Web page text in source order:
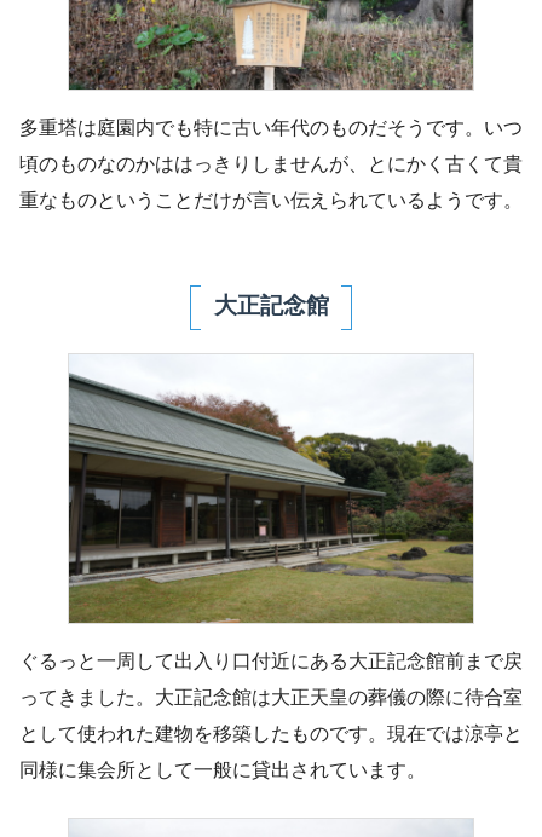
多重塔は庭園内でも特に古い年代のものだそうです。いつ
頃のものなのかははっきりしませんが、とにかく古くて貴
重なものということだけが言い伝えられているようです。
大正記念館
ぐるっと一周して出入り口付近にある大正記念館前まで戻
ってきました。大正記念館は大正天皇の葬儀の際に待合室
として使われた建物を移築したものです。現在では涼亭と
同様に集会所として一般に貸出されています。